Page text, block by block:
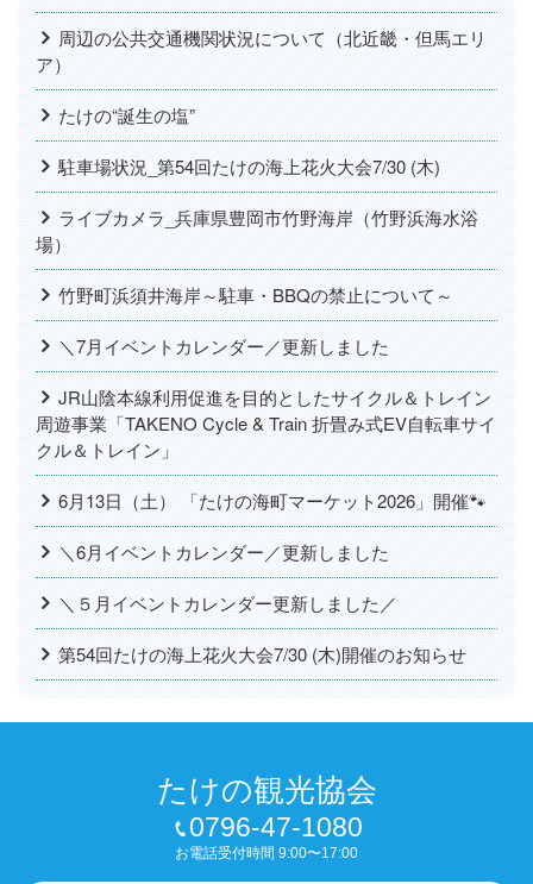
周辺の公共交通機関状況について（北近畿・但馬エリ
ア）
たけの“誕生の塩”
駐車場状況_第54回たけの海上花火大会7/30 (木)
ライブカメラ_兵庫県豊岡市竹野海岸（竹野浜海水浴
場）
竹野町浜須井海岸～駐車・BBQの禁止について～
＼7月イベントカレンダー／更新しました
JR山陰本線利用促進を目的としたサイクル＆トレイン
周遊事業「TAKENO Cycle & Train 折畳み式EV自転車サイ
クル＆トレイン」
6月13日（土） 「たけの海町マーケット2026」開催🐾
＼6月イベントカレンダー／更新しました
＼５月イベントカレンダー更新しました／
第54回たけの海上花火大会7/30 (木)開催のお知らせ
たけの観光協会
0796-47-1080
お電話受付時間 9:00〜17:00